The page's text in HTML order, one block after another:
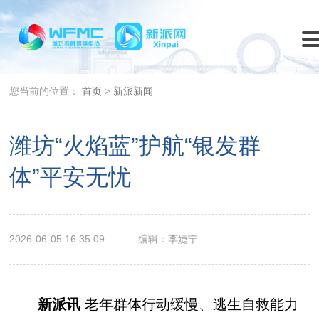
您当前的位置：首页 > 新派新闻
潍坊“火焰蓝”护航“银发群
体”平安无忧
2026-06-05 16:35:09 编辑：李婕宁
新派讯 老年群体行动缓慢、逃生自救能力